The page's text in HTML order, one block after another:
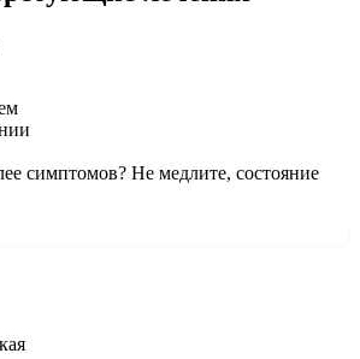
симптомов? Не медлите, состояние